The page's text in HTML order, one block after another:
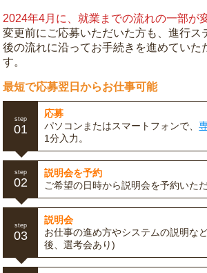
2024年4月に、就業までの流れの一部が
変更前にご応募いただいた方も、進行ス
後の流れに沿ってお手続きを進めていた
す。
最短で応募翌日からお仕事可能
step
01
応募
パソコンまたはスマートフォンで、
1分入力。
step
02
説明会を予約
ご希望の日時から説明会を予約いただ
step
03
説明会
お仕事の進め方やシステムの説明な
後、選考会あり)